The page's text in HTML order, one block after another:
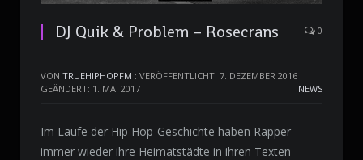
DJ Quik & Problem – Rosecrans 0
VON TRUEHIPHOPFM : VERÖFFENTLICHT: 7. DEZEMBER 2016
GEÄNDERT: 1. MAI 2017
NEWS
Im Laufe der Hip Hop-Geschichte haben Rapper
immer wieder ihre Heimatstädte in ihren Texten